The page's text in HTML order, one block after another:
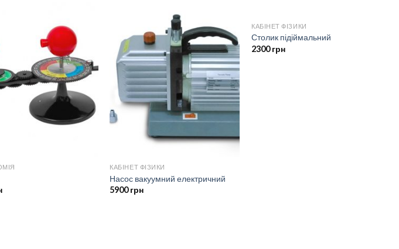
КАБІНЕТ ФІЗИКИ
Насос вакуумний електричний
5900грн
КАБІНЕТ ФІЗИКИ
Столик підіймальний
2300грн